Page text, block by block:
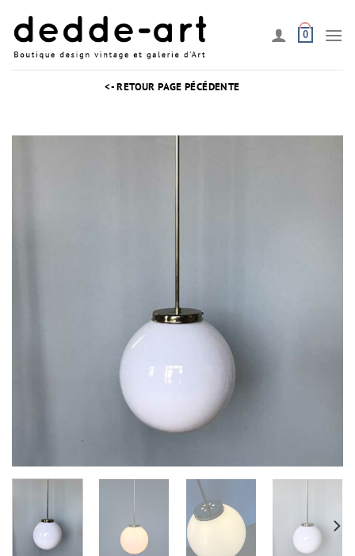
contenu
0
<- RETOUR PAGE PÉCÉDENTE